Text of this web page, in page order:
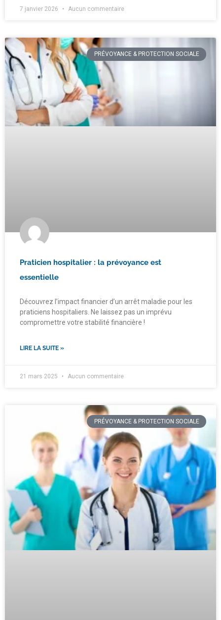
7 janvier 2026 Aucun commentaire
PRÉVOYANCE & PROTECTION SOCIALE
Praticien hospitalier : la prévoyance est
essentielle
Découvrez l’impact financier d’un arrêt maladie pour les
praticiens hospitaliers. Ne laissez pas un imprévu
compromettre votre stabilité financière !
LIRE LA SUITE »
21 mars 2025 Aucun commentaire
PRÉVOYANCE & PROTECTION SOCIALE